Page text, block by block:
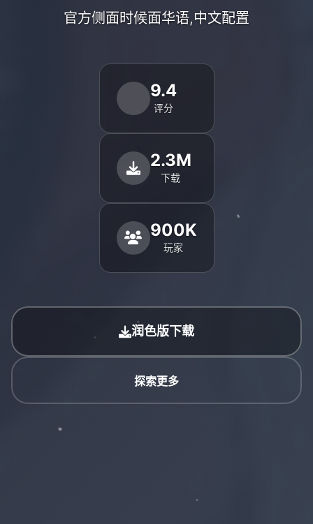
官方侧面时候面华语,中文配置
9.4
评分
2.3M
下载
900K
玩家
润色版下载
探索更多